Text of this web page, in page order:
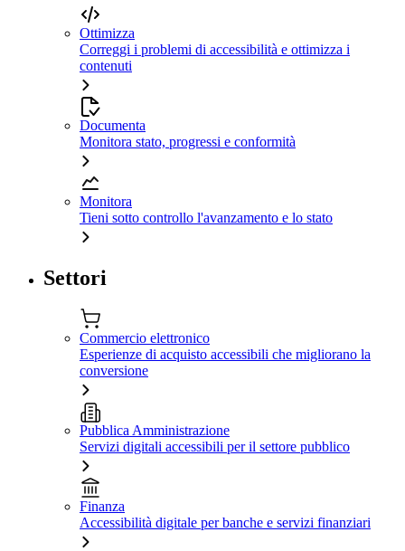
Ottimizza
Correggi i problemi di accessibilità e ottimizza i
contenuti
Documenta
Monitora stato, progressi e conformità
Monitora
Tieni sotto controllo l'avanzamento e lo stato
Settori
Commercio elettronico
Esperienze di acquisto accessibili che migliorano la
conversione
Pubblica Amministrazione
Servizi digitali accessibili per il settore pubblico
Finanza
Accessibilità digitale per banche e servizi finanziari